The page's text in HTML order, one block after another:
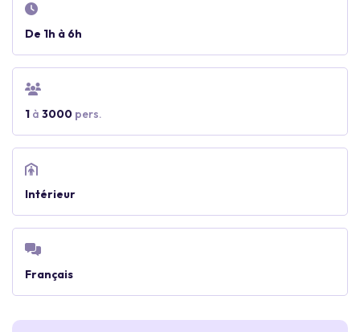
De 1h à 6h
1 à 3000 pers.
Intérieur
Français